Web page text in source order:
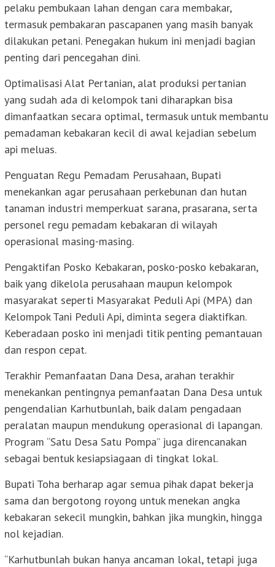
pelaku pembukaan lahan dengan cara membakar,
termasuk pembakaran pascapanen yang masih banyak
dilakukan petani. Penegakan hukum ini menjadi bagian
penting dari pencegahan dini.
Optimalisasi Alat Pertanian, alat produksi pertanian
yang sudah ada di kelompok tani diharapkan bisa
dimanfaatkan secara optimal, termasuk untuk membantu
pemadaman kebakaran kecil di awal kejadian sebelum
api meluas.
Penguatan Regu Pemadam Perusahaan, Bupati
menekankan agar perusahaan perkebunan dan hutan
tanaman industri memperkuat sarana, prasarana, serta
personel regu pemadam kebakaran di wilayah
operasional masing-masing.
Pengaktifan Posko Kebakaran, posko-posko kebakaran,
baik yang dikelola perusahaan maupun kelompok
masyarakat seperti Masyarakat Peduli Api (MPA) dan
Kelompok Tani Peduli Api, diminta segera diaktifkan.
Keberadaan posko ini menjadi titik penting pemantauan
dan respon cepat.
Terakhir Pemanfaatan Dana Desa, arahan terakhir
menekankan pentingnya pemanfaatan Dana Desa untuk
pengendalian Karhutbunlah, baik dalam pengadaan
peralatan maupun mendukung operasional di lapangan.
Program “Satu Desa Satu Pompa” juga direncanakan
sebagai bentuk kesiapsiagaan di tingkat lokal.
Bupati Toha berharap agar semua pihak dapat bekerja
sama dan bergotong royong untuk menekan angka
kebakaran sekecil mungkin, bahkan jika mungkin, hingga
nol kejadian.
“Karhutbunlah bukan hanya ancaman lokal, tetapi juga